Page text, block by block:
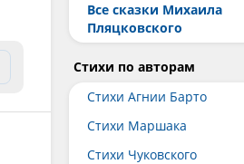
Все сказки Михаила
Пляцковского
Стихи по авторам
Стихи Агнии Барто
Стихи Маршака
Стихи Чуковского